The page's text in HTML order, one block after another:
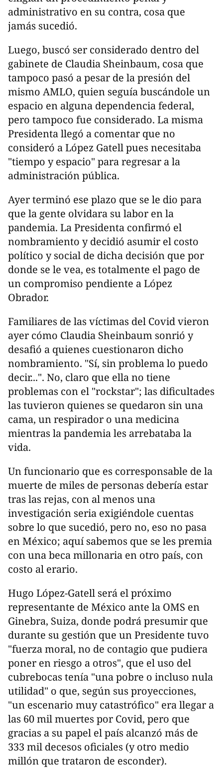
administrativo en su contra, cosa que
jamás sucedió.
Luego, buscó ser considerado dentro del
gabinete de Claudia Sheinbaum, cosa que
tampoco pasó a pesar de la presión del
mismo AMLO, quien seguía buscándole un
espacio en alguna dependencia federal,
pero tampoco fue considerado. La misma
Presidenta llegó a comentar que no
consideró a López Gatell pues necesitaba
"tiempo y espacio" para regresar a la
administración pública.
Ayer terminó ese plazo que se le dio para
que la gente olvidara su labor en la
pandemia. La Presidenta confirmó el
nombramiento y decidió asumir el costo
político y social de dicha decisión que por
donde se le vea, es totalmente el pago de
un compromiso pendiente a López
Obrador.
Familiares de las víctimas del Covid vieron
ayer cómo Claudia Sheinbaum sonrió y
desafió a quienes cuestionaron dicho
nombramiento. "Sí, sin problema lo puedo
decir...". No, claro que ella no tiene
problemas con el "rockstar"; las dificultades
las tuvieron quienes se quedaron sin una
cama, un respirador o una medicina
mientras la pandemia les arrebataba la
vida.
Un funcionario que es corresponsable de la
muerte de miles de personas debería estar
tras las rejas, con al menos una
investigación seria exigiéndole cuentas
sobre lo que sucedió, pero no, eso no pasa
en México; aquí sabemos que se les premia
con una beca millonaria en otro país, con
costo al erario.
Hugo López-Gatell será el próximo
representante de México ante la OMS en
Ginebra, Suiza, donde podrá presumir que
durante su gestión que un Presidente tuvo
"fuerza moral, no de contagio que pudiera
poner en riesgo a otros", que el uso del
cubrebocas tenía "una pobre o incluso nula
utilidad" o que, según sus proyecciones,
"un escenario muy catastrófico" era llegar a
las 60 mil muertes por Covid, pero que
gracias a su papel el país alcanzó más de
333 mil decesos oficiales (y otro medio
millón que trataron de esconder).